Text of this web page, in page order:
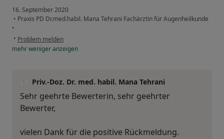
16. September 2020
• Praxis PD Dr.med.habil. Mana Tehrani Fachärztin für Augenheilkunde
•
• Problem melden
mehrwenigeranzeigen
Priv.-Doz. Dr. med. habil. Mana Tehrani
Sehr geehrte Bewerterin, sehr geehrter
Bewerter,
vielen Dank für die positive Rückmeldung.